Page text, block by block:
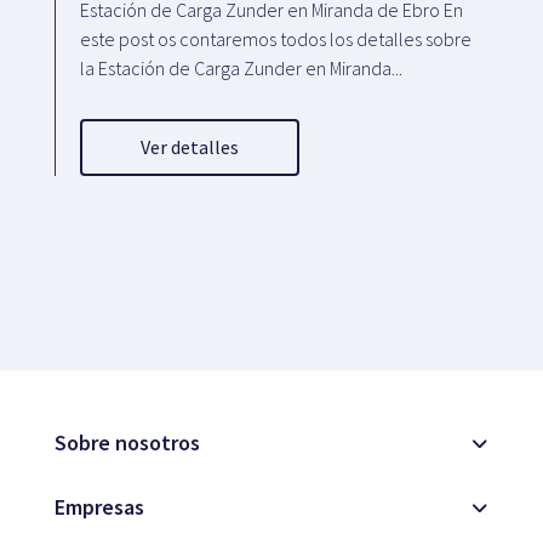
Estación de Carga Zunder en Miranda de Ebro En
este post os contaremos todos los detalles sobre
la Estación de Carga Zunder en Miranda...
Ver detalles
Sobre nosotros
Empresas